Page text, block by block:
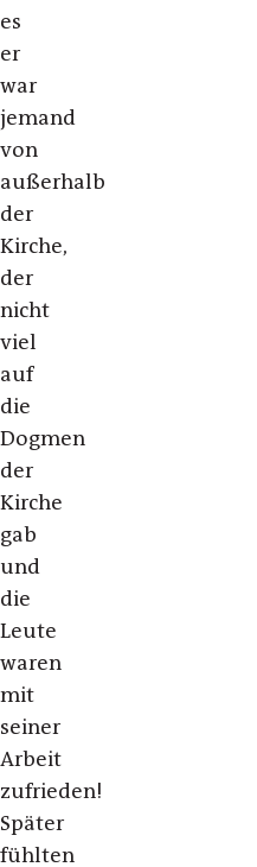
es
er
war
jemand
von
außerhalb
der
Kirche,
der
nicht
viel
auf
die
Dogmen
der
Kirche
gab
und
die
Leute
waren
mit
seiner
Arbeit
zufrieden!
Später
fühlten